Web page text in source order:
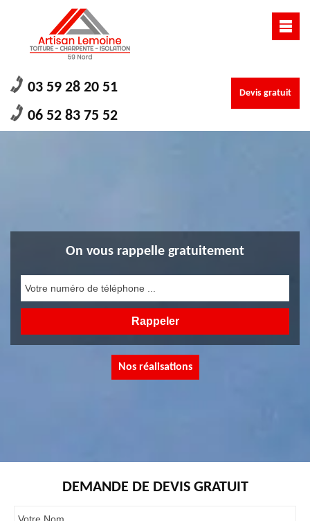
03 59 28 20 51
06 52 83 75 52
Devis gratuit
On vous rappelle gratuitement
Nos réalisations
DEMANDE DE DEVIS GRATUIT